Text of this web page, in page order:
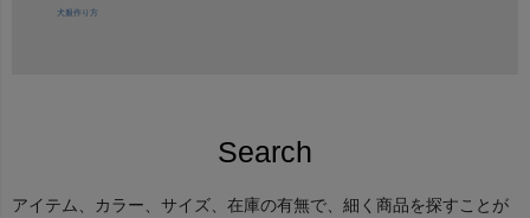
犬服作り方
Search
アイテム、カラー、サイズ、在庫の有無で、細く商品を探すことが